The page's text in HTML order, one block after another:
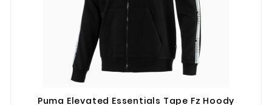
Puma Elevated Essentials Tape Fz Hoody